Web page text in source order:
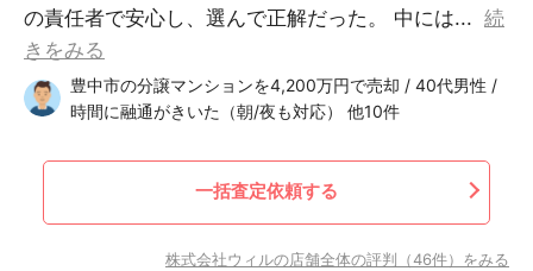
の責任者で安心し、選んで正解だった。 中には... 続
きをみる
豊中市の分譲マンションを4,200万円で売却 / 40代男性 /
時間に融通がきいた（朝/夜も対応） 他10件
一括査定依頼する
株式会社ウィルの店舗全体の評判（46件）をみる